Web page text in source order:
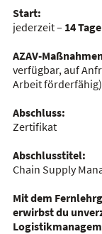
Start:
jederzeit – 14
AZAV-
verfügbar, auf
Arbeit förderfähig)
Abschluss:
Zertifikat
Abschlusstitel:
Chain Supply
Mit dem
erwirbst du